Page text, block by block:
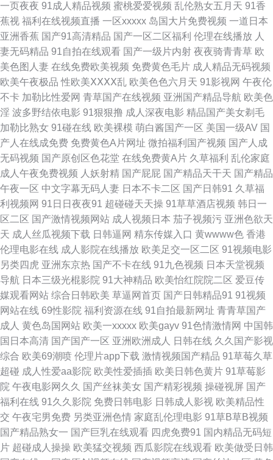
福利在线导航 免费一级毛 午夜视频在线观看免费 av资源在线发布 国产综合
五五 人人肏人人肏 亚洲综合乱码一二三如 电影房每天更新 每天观看国 天堂
影院在线观看高清在线 aⅴ亚洲日韩 级二级在线观看 日韩欧美1区 真实强奷
在线播 国产好吊妞看 男人的天堂阴色网 污污视频网 91精品国产现在观看 国
产亚洲精品网站在线视频 日本xxxx色 影院最新上映电影在线观看 俄罗斯6一
1 了解最新日韩欧美中字 天天干精品视频 wwwly6080com 摩托车三 中文字
幕免 麻豆国产在线 亚洲中文有码 国产清纯女高中生被c 日韓中文一區 成人
一级 日韩操逼电影 91精品啪 九一福利社区 亚洲AV操逼 国产免费看 日韩网
站一区二区三区 白浆国产91 狼人综合插 亚洲欧美综合视频 国产日韩欧美一
区在线 十九岁在 超碰九九 欧日色网 91传媒熊猫 久久青草视频网站 亚州色
图狠狠干 豆花视频不卡 人碰人操 91蜜拍 老湿机试看福利 亚洲日韩视频免费
观看 激情诱惑网站 亚洲高清中文字幕小说 国产女主播在线 色宗久久 超碰最
新成人 欧美综合在线观看 91黑科福利视频 露脸国产 永久www成人看片 激
情综合色网 亚洲丰满熟女 国产精品呦伦视频 三级专区 成全电影大全免费观
一页夜夜 91成人精品视频 蜜桃爱爱视频 乱伦熟女五月天 91香
蕉视 福利在线视频直播 一区xxxxx 岛国大片免费视频 一道日本
亚洲香蕉 国产91高清精品 国产一区二区福利 伦理在线播放 人
妻无码精品 91自拍在线观看 国产一级片内射 夜夜骑青青草 欧
美色图人妻 在线免费欧美视频 免费黄色毛片 成人精品无码视频
欧美午夜极品 性欧美ⅩⅩⅩⅩ乱 欧美色色六月天 91影视网 午夜伦
不卡 加勒比性爱网 青草国产在线视频 亚洲国产精品导航 欧美色
淫 波多野结依电影 91狠狠撸 成人深夜电影 精品国产美女剃毛
加勒比熟女 91碰在线 欧美裸模 萌白酱国产一区 美国一级AV 国
产人在线成免费 免费黄色A片网址 微拍福利国产视频 国产人成
无码视频 国产原创区色花堂 在线免费黄A片 久草福利 乱伦家庭
成人午夜免费视频 人妖射精 国产屁屁 国产精品天干天 国产精品
午夜一区 中文字幕无码人妻 日本不卡二区 国产日韩91 久草福
利视频网 91日日夜夜91 超碰碰天天操 91草草酒店视频 韩日一
区二区 国产激情视频网站 成人视频日本 茄子视频污 亚洲色欲天
天 成人丝瓜视频下载 日韩逼网 精东传媒入口 黄wwww色 香港
伦理电影在线 成人影院在线播放 欧美足交一区二区 91视频电影
另类四虎 亚洲东京热 国产不卡在线 91九色视频 日本天堂视频
导航 日本三级光棍影院 91大神精品 欧美怡红院院二区 爱豆传
媒观看网站 综合日韩欧美 草逼网首页 国产日韩精品91 91视频
网站在线 69性影院 福利资源在线 91自拍最新网址 青青草国产
成人 黄色岛国网站 欧美一xxxxx 欧美gayv 91色情激情网 中国韩
国日本高清 国产国产一区 亚洲欧洲成人 日韩在线 久久国产影视
综合 欧美69潮喷 伦理片app下载 激情视频国产精品 91草莓久草
超碰 成人性爱aa影院 欧美性爱插插 欧美日韩色黄片 91草莓影
院 午夜电影网久久 国产丝袜美女 国产精彩视频 操碰视屏 国产
福利在线 91久久影院 免费日韩电影 日韩成人影视 欧美精品性
交 午夜宅男免费 另类亚洲色情 家庭乱伦理电影 91草B草B视频
国产精品熟女一 国产巨乳在线观看 四虎免费91 国内精品无码短
片 超碰成人操操 欧美猛交视频 西瓜影院在线观看 欧美做受日韩